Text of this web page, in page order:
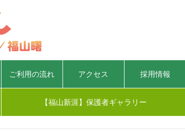
ご利用の流れ アクセス 採用情報
【福山新涯】保護者ギャラリー